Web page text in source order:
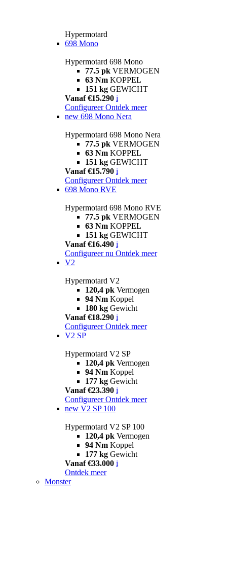
Hypermotard
698 Mono
Hypermotard 698 Mono
77.5 pk VERMOGEN
63 Nm KOPPEL
151 kg GEWICHT
Vanaf €15.290 i
Configureer Ontdek meer
new 698 Mono Nera
Hypermotard 698 Mono Nera
77.5 pk VERMOGEN
63 Nm KOPPEL
151 kg GEWICHT
Vanaf €15.790 i
Configureer Ontdek meer
698 Mono RVE
Hypermotard 698 Mono RVE
77.5 pk VERMOGEN
63 Nm KOPPEL
151 kg GEWICHT
Vanaf €16.490 i
Configureer nu Ontdek meer
V2
Hypermotard V2
120,4 pk Vermogen
94 Nm Koppel
180 kg Gewicht
Vanaf €18.290 i
Configureer Ontdek meer
V2 SP
Hypermotard V2 SP
120,4 pk Vermogen
94 Nm Koppel
177 kg Gewicht
Vanaf €23.390 i
Configureer Ontdek meer
new V2 SP 100
Hypermotard V2 SP 100
120,4 pk Vermogen
94 Nm Koppel
177 kg Gewicht
Vanaf €33.000 i
Ontdek meer
Monster